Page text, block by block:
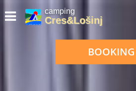
camping
Cres&Lošinj
BOOKING